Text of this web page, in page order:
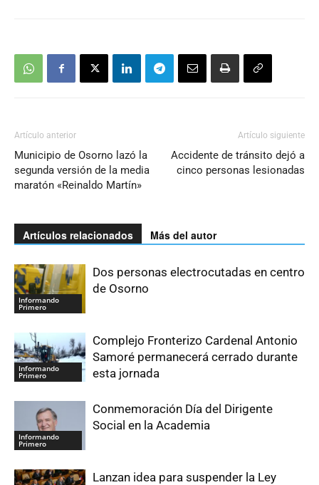
Artículo anterior
Municipio de Osorno lazó la
segunda versión de la media
maratón «Reinaldo Martín»
Artículo siguiente
Accidente de tránsito dejó a
cinco personas lesionadas
Artículos relacionados Más del autor
Informando
Primero
Dos personas electrocutadas en centro
de Osorno
Informando
Primero
Complejo Fronterizo Cardenal Antonio
Samoré permanecerá cerrado durante
esta jornada
Informando
Primero
Conmemoración Día del Dirigente
Social en la Academia
Lanzan idea para suspender la Ley